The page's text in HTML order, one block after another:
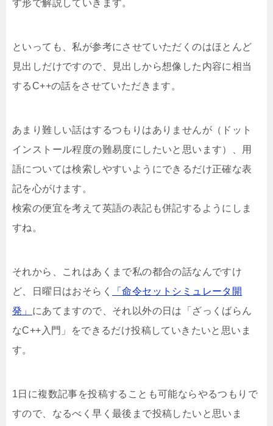
す形で解説していきます。
といっても、私が参考にさせていただくのはほとんど
見出しだけですので、見出しから想像した内容に相当
するC++の話をさせていただきます。
あまり難しい話はするつもりはありませんが（ドット
インストール程度の難易度にしたいと思います）、用
語については検索しやすいようにできるだけ正確な表
記を心がけます。
検索の便宜を考えて英語の表記も併記するようにしま
すね。
それから、これはあくまで私の都合の話なんですけ
ど、日曜日はおそらく
「命令セットシミュレータ開
発」 にあてますので、それ以外の日は「ざっくばらん
なC++入門」をできるだけ投稿していきたいと思いま
す。
1日に複数記事を投稿することも可能ならやるつもりで
すので、なるべく早く最後まで投稿したいと思いま